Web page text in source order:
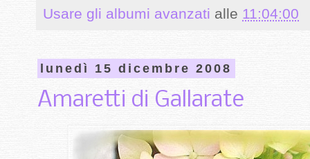
Usare gli albumi avanzati alle 11:04:00
lunedì 15 dicembre 2008
Amaretti di Gallarate